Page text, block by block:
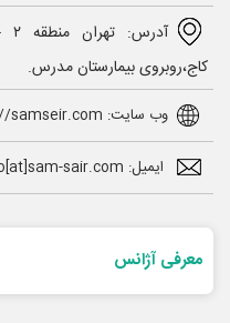
کاج،روبروی بیمارستان مدرس.
وب سایت: https://samseir.com/
ایمیل: info[at]sam-sair.com
معرفی آژانس